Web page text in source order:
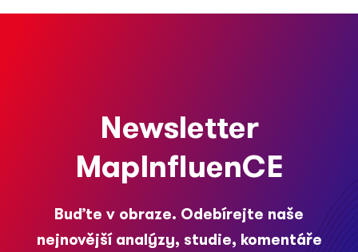
Newsletter
MapInfluenCE
Buďte v obraze. Odebírejte naše
nejnovější analýzy, studie, komentáře